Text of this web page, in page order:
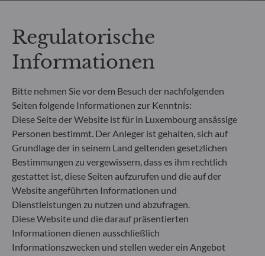
„Merkmale“ aufgeführten Prozentsatz des
Rücknahmepreises berücksichtigt. Kosten für die
Verwahrung von Fondsanteilen in Ihrem Depot
können die Wertentwicklung zusätzlich mindern.
Nachhaltigkeitsinformationen (Sustainable
Finance Disclosure Regulation, SFDR) ist ein
Regelwerk der EU, das darauf abzielt, das
Nachhaltigkeitsprofil von Fonds transparent,
besser vergleichbar und für Endinvestoren besser
verständlich zu machen.
Artikel 6: Das Fondsmanagementteam
berücksichtigt bei der Anlageentscheidung keine
Nachhaltigkeitsrisiken oder nachteiligen
Auswirkungen von Anlageentscheidungen auf
Nachhaltigkeitsfaktoren.
Artikel 8: Das Fondsmanagementteam adressiert
Regulatorische
Informationen
Bitte nehmen Sie vor dem Besuch der nachfolgenden
Seiten folgende Informationen zur Kenntnis:
Diese Seite der Website ist für in Luxembourg ansässige
Personen bestimmt. Der Anleger ist gehalten, sich auf
Grundlage der in seinem Land geltenden gesetzlichen
Bestimmungen zu vergewissern, dass es ihm rechtlich
gestattet ist, diese Seiten aufzurufen und die auf der
Website angeführten Informationen und
Dienstleistungen zu nutzen und abzufragen.
Diese Website und die darauf präsentierten
Informationen dienen ausschließlich
Informationszwecken und stellen weder ein Angebot